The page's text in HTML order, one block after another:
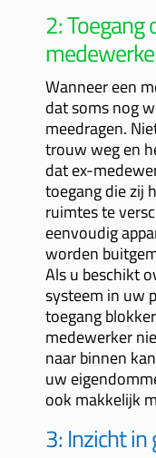
2:
Wanneer een
dat soms nog
meedragen.
trouw weg en
dat ex-
toegang die zij
ruimtes te
eenvoudig
worden
Als u beschikt
systeem in uw
toegang
medewerker
naar binnen
uw
ook makkelijk
3: Inzicht